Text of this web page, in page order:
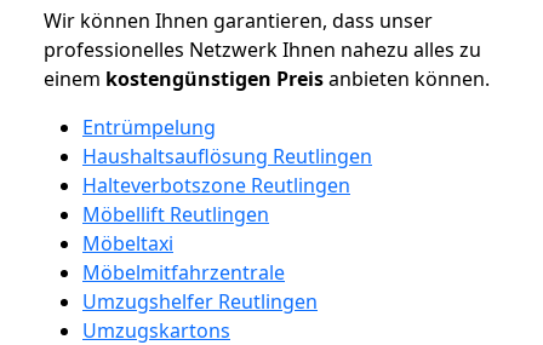
Wir können Ihnen garantieren, dass unser
professionelles Netzwerk Ihnen nahezu alles zu
einem kostengünstigen Preisanbieten können.
Entrümpelung
Haushaltsauflösung Reutlingen
Halteverbotszone Reutlingen
Möbellift Reutlingen
Möbeltaxi
Möbelmitfahrzentrale
Umzugshelfer Reutlingen
Umzugskartons